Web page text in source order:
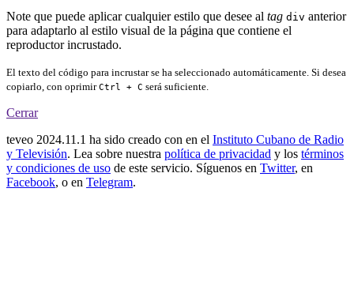
Note que puede aplicar cualquier estilo que desee al tag div anterior
para adaptarlo al estilo visual de la página que contiene el
reproductor incrustado.
El texto del código para incrustar se ha seleccionado automáticamente. Si desea
copiarlo, con oprimirCtrl + C será suficiente.
Cerrar
teveo 2024.11.1 ha sido creado con en el Instituto Cubano de Radio
y Televisión. Lea sobre nuestra política de privacidad y los términos
y condiciones de uso de este servicio. Síguenos en Twitter, en
Facebook, o en Telegram.